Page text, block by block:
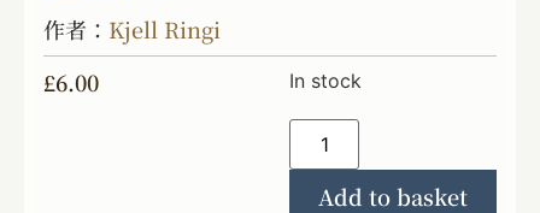
作者： Kjell Ringi
£6.00 In stock
Add to basket